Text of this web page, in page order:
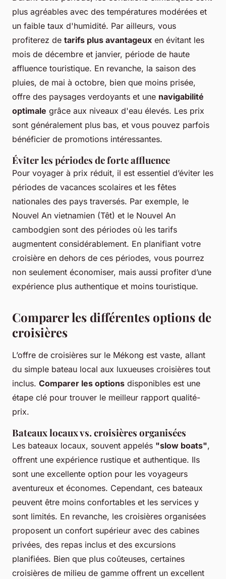
plus agréables avec des températures modérées et
un faible taux d'humidité. Par ailleurs, vous
profiterez de tarifs plus avantageux en évitant les
mois de décembre et janvier, période de haute
affluence touristique. En revanche, la saison des
pluies, de mai à octobre, bien que moins prisée,
offre des paysages verdoyants et une navigabilité
optimale grâce aux niveaux d'eau élevés. Les prix
sont généralement plus bas, et vous pouvez parfois
bénéficier de promotions intéressantes.
Éviter les périodes de forte affluence
Pour voyager à prix réduit, il est essentiel d’éviter les
périodes de vacances scolaires et les fêtes
nationales des pays traversés. Par exemple, le
Nouvel An vietnamien (Têt) et le Nouvel An
cambodgien sont des périodes où les tarifs
augmentent considérablement. En planifiant votre
croisière en dehors de ces périodes, vous pourrez
non seulement économiser, mais aussi profiter d’une
expérience plus authentique et moins touristique.
Comparer les différentes options de
croisières
L’offre de croisières sur le Mékong est vaste, allant
du simple bateau local aux luxueuses croisières tout
inclus. Comparer les options disponibles est une
étape clé pour trouver le meilleur rapport qualité-
prix.
Bateaux locaux vs. croisières organisées
Les bateaux locaux, souvent appelés "slow boats",
offrent une expérience rustique et authentique. Ils
sont une excellente option pour les voyageurs
aventureux et économes. Cependant, ces bateaux
peuvent être moins confortables et les services y
sont limités. En revanche, les croisières organisées
proposent un confort supérieur avec des cabines
privées, des repas inclus et des excursions
planifiées. Bien que plus coûteuses, certaines
croisières de milieu de gamme offrent un excellent